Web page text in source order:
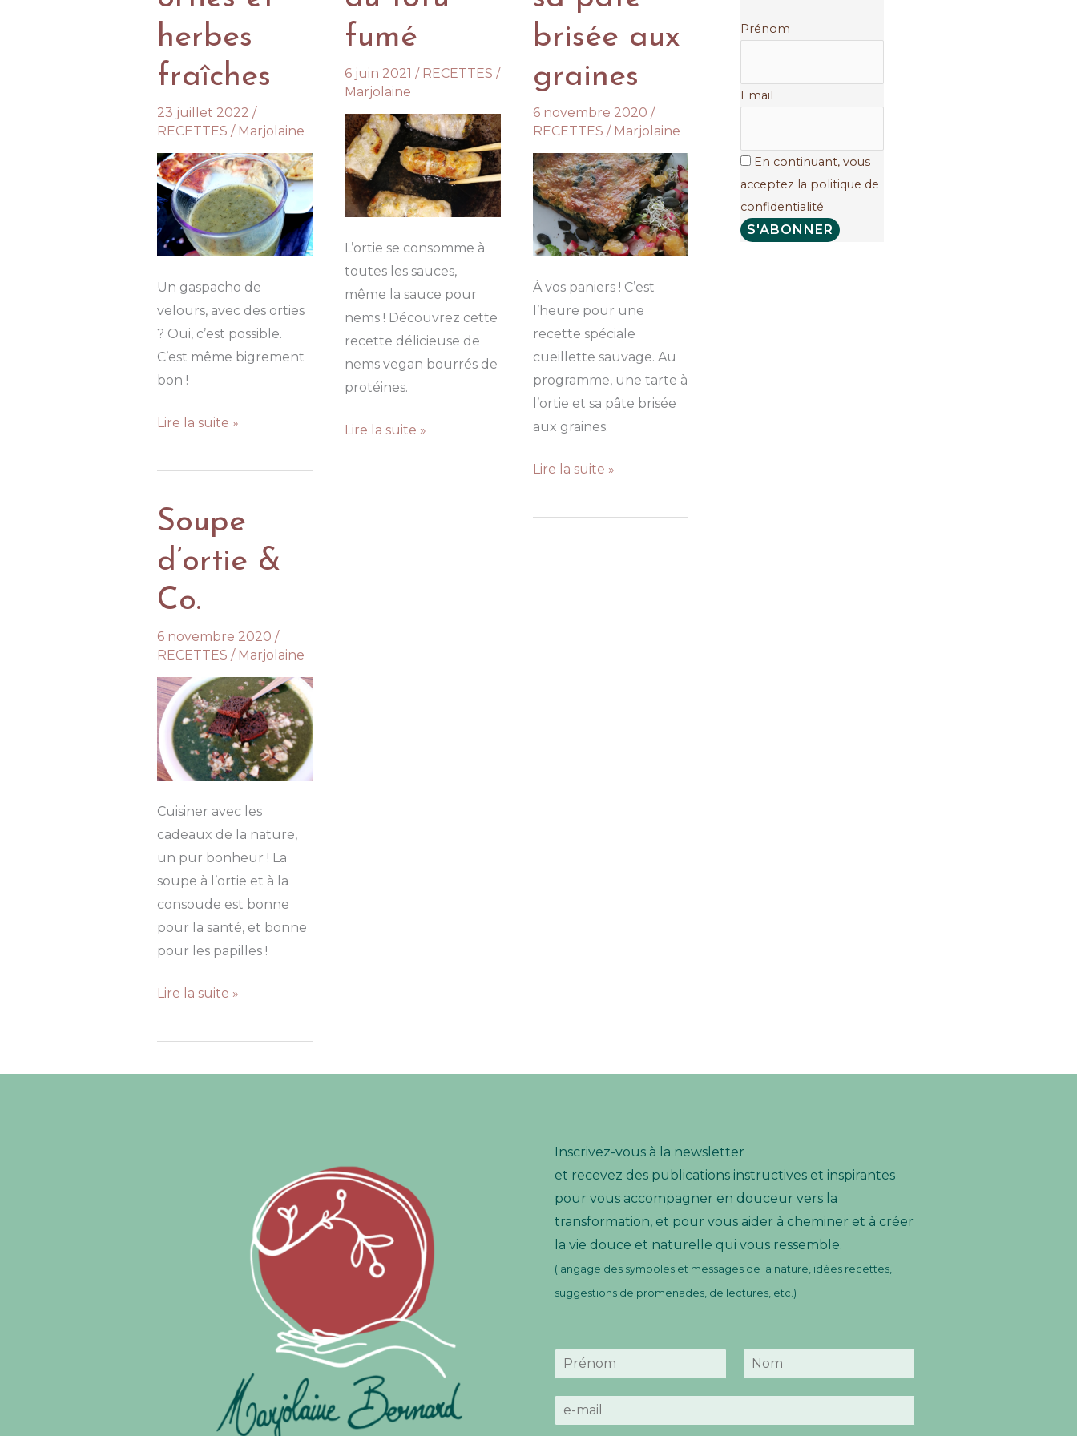
herbes
fraîches
23 juillet 2022 /
RECETTES / Marjolaine
Un gaspacho de
velours, avec des orties
? Oui, c’est possible.
C’est même bigrement
bon !
Gaspacho
aux
et
fraîches
Lire la suite »
fumé
6 juin 2021/ RECETTES /
Marjolaine
L’ortie se consomme à
toutes les sauces,
même la sauce pour
nems ! Découvrez cette
recette délicieuse de
nems vegan bourrés de
protéines.
Nems
orties
Lire la suite »
brisée aux
graines
6 novembre 2020 /
RECETTES / Marjolaine
À vos paniers ! C’est
l’heure pour une
recette spéciale
cueillette sauvage. Au
programme, une tarte à
l’ortie et sa pâte brisée
aux graines.
Tarte
l’ortie
Lire la suite »
Soupe
d’ortie &
Co.
6 novembre 2020 /
RECETTES / Marjolaine
Cuisiner avec les
cadeaux de la nature,
un pur bonheur ! La
soupe à l’ortie et à la
consoude est bonne
pour la santé, et bonne
pour les papilles !
Soupe
&
Lire la suite »
Prénom
Email
En continuant, vous
acceptez la politique de
confidentialité
Inscrivez-vous à la newsletter
et recevez des publications instructives et inspirantes
pour vous accompagner en douceur vers la
transformation, et pour vous aider à cheminer et à créer
la vie douce et naturelle qui vous ressemble.
(langage des symboles et messages de la nature, idées recettes,
suggestions de promenades, de lectures, etc.)
N
r
n
o
E